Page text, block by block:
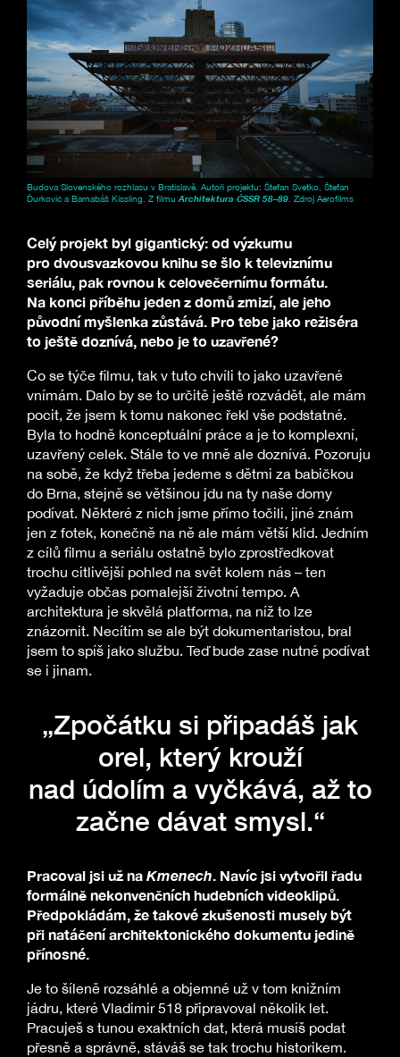
Budova Slovenského rozhlasu v Bratislavě. Autoři projektu: Štefan Svetko, Štefan
Ďurkovič a Barnabáš Kissling. Z filmu Architektura ČSSR 58–89 . Zdroj Aerofilms
Celý projekt byl gigantický: od výzkumu
pro dvousvazkovou knihu se šlo k televiznímu
seriálu, pak rovnou k celovečernímu formátu.
Na konci příběhu jeden z domů zmizí, ale jeho
původní myšlenka zůstává. Pro tebe jako režiséra
to ještě doznívá, nebo je to uzavřené?
Co se týče filmu, tak v tuto chvíli to jako uzavřené
vnímám. Dalo by se to určitě ještě rozvádět, ale mám
pocit, že jsem k tomu nakonec řekl vše podstatné.
Byla to hodně konceptuální práce a je to komplexní,
uzavřený celek. Stále to ve mně ale doznívá. Pozoruju
na sobě, že když třeba jedeme s dětmi za babičkou
do Brna, stejně se většinou jdu na ty naše domy
podívat. Některé z nich jsme přímo točili, jiné znám
jen z fotek, konečně na ně ale mám větší klid. Jedním
z cílů filmu a seriálu ostatně bylo zprostředkovat
trochu citlivější pohled na svět kolem nás – ten
vyžaduje občas pomalejší životní tempo. A
architektura je skvělá platforma, na níž to lze
znázornit. Necítím se ale být dokumentaristou, bral
jsem to spíš jako službu. Teď bude zase nutné podívat
se i jinam.
„Zpočátku si připadáš jak
orel, který krouží
nad údolím a vyčkává, až to
začne dávat smysl.“
Pracoval jsi už na Kmenech. Navíc jsi vytvořil řadu
formálně nekonvenčních hudebních videoklipů.
Předpokládám, že takové zkušenosti musely být
při natáčení architektonického dokumentu jedině
přínosné.
Je to šíleně rozsáhlé a objemné už v tom knižním
jádru, které Vladimir 518 připravoval několik let.
Pracuješ s tunou exaktních dat, která musíš podat
přesně a správně, stáváš se tak trochu historikem.